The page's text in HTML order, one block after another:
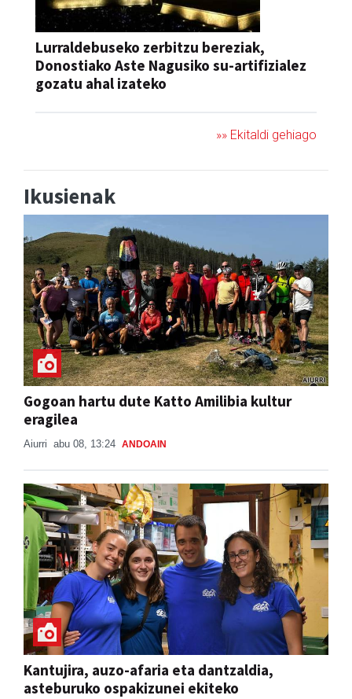
Lurraldebuseko zerbitzu bereziak,
Donostiako Aste Nagusiko su-artifizialez
gozatu ahal izateko
»» Ekitaldi gehiago
Ikusienak
Gogoan hartu dute Katto Amilibia kultur
eragilea
Aiurri abu 08, 13:24 ANDOAIN
Kantujira, auzo-afaria eta dantzaldia,
asteburuko ospakizunei ekiteko